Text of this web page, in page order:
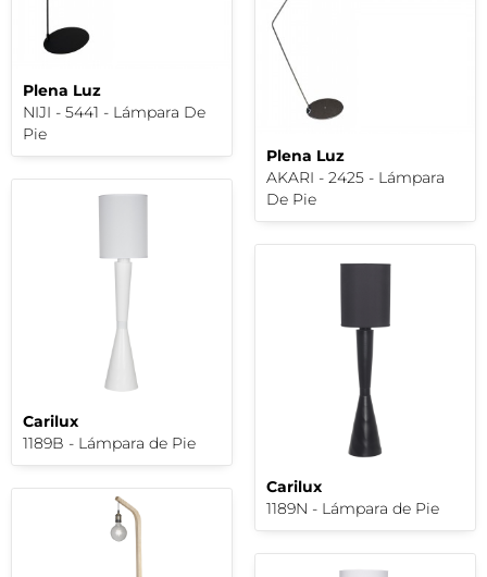
Plena Luz
NIJI - 5441 - Lámpara De
Pie
Plena Luz
AKARI - 2425 - Lámpara
De Pie
Carilux
1189B - Lámpara de Pie
Carilux
1189N - Lámpara de Pie